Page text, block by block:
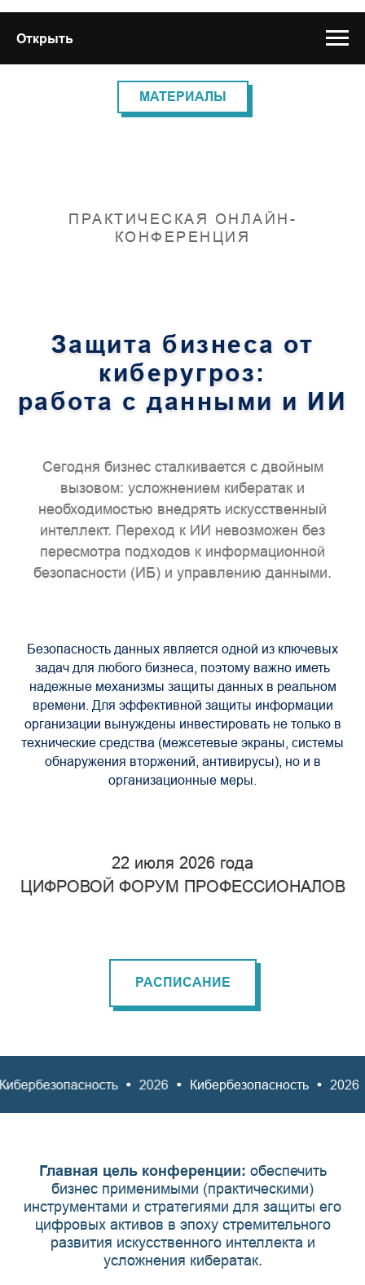
Открыть
МАТЕРИАЛЫ
ПРАКТИЧЕСКАЯ ОНЛАЙН-
КОНФЕРЕНЦИЯ
Защита бизнеса от
киберугроз:
работа с данными и ИИ
Сегодня бизнес сталкивается с двойным
вызовом: усложнением кибератак и
необходимостью внедрять искусственный
интеллект. Переход к ИИ невозможен без
пересмотра подходов к информационной
безопасности (ИБ) и управлению данными.
Безопасность данных является одной из ключевых
задач для любого бизнеса, поэтому важно иметь
надежные механизмы защиты данных в реальном
времени. Для эффективной защиты информации
организации вынуждены инвестировать не только в
технические средства (межсетевые экраны, системы
обнаружения вторжений, антивирусы), но и в
организационные меры.
22 июля 2026 года
ЦИФРОВОЙ ФОРУМ ПРОФЕССИОНАЛОВ
РАСПИСАНИЕ
2026 Кибербезопасность 2026
Главная цель конференции: обеспечить
бизнес применимыми (практическими)
инструментами и стратегиями для защиты его
цифровых активов в эпоху стремительного
развития искусственного интеллекта и
усложнения кибератак.